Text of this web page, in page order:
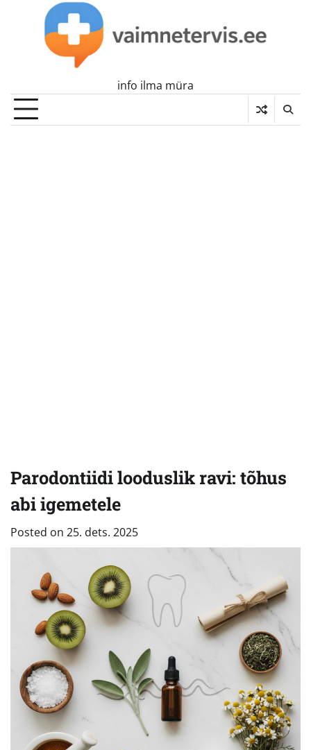
info ilma müra
Parodontiidi looduslik ravi: tõhus
abi igemetele
Posted on 25. dets. 2025